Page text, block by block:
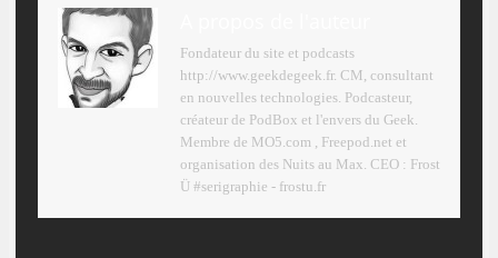
Fondateur du site et podcasts
http://www.geekdegeek.fr. CM, consultant
en nouvelles technologies. Podcasteur,
créateur de PodBox et l'envers du Geek.
Membre de MO5.com , Freepod.net et
organisation des Nuits au Max. CEO : Frost
Ü #serigraphie - frostu.fr